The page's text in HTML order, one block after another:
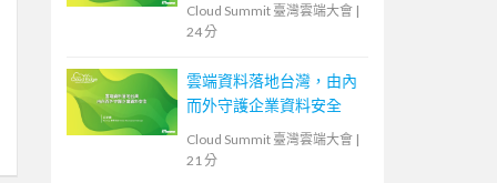
Cloud Summit 臺灣雲端大會 |
24 分
雲端資料落地台灣，由內
而外守護企業資料安全
Cloud Summit 臺灣雲端大會 |
21 分